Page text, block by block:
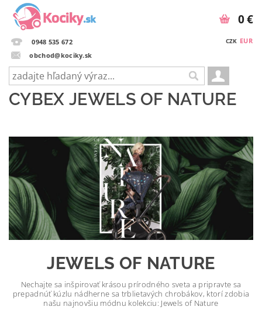
0948 535 672
obchod@kociky.sk
CZK EUR
0 €
CYBEX JEWELS OF NATURE
JEWELS OF NATURE
Nechajte sa inšpirovať krásou prírodného sveta a pripravte sa
prepadnúť kúzlu nádherne sa trblietavých chrobákov, ktorí zdobia
našu najnovšiu módnu kolekciu: Jewels of Nature